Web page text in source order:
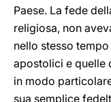
Paese. La fede
religiosa, non
nello stesso
apostolici e quelle
in modo
sua semplice